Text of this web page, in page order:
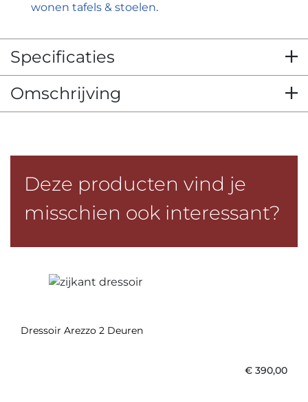
wonen tafels & stoelen.
Specificaties
Omschrijving
Deze producten vind je
misschien ook interessant?
Dressoir Arezzo 2 Deuren
€ 390,00